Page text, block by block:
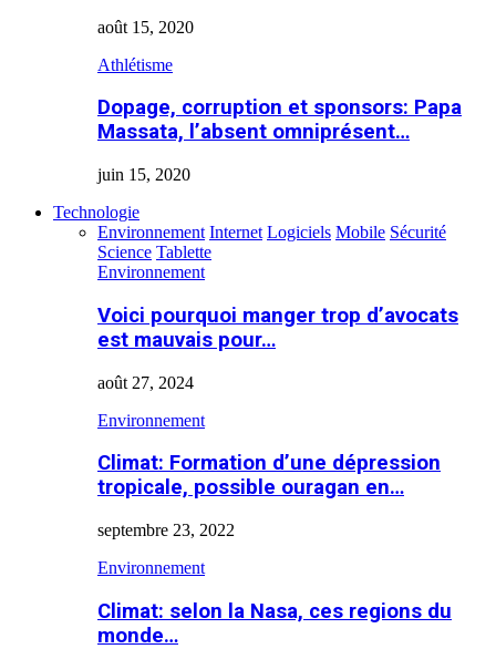
août 15, 2020
Athlétisme
Dopage, corruption et sponsors: Papa
Massata, l’absent omniprésent…
juin 15, 2020
Technologie
Environnement Internet Logiciels Mobile Sécurité
Science Tablette
Environnement
Voici pourquoi manger trop d’avocats
est mauvais pour…
août 27, 2024
Environnement
Climat: Formation d’une dépression
tropicale, possible ouragan en…
septembre 23, 2022
Environnement
Climat: selon la Nasa, ces regions du
monde…